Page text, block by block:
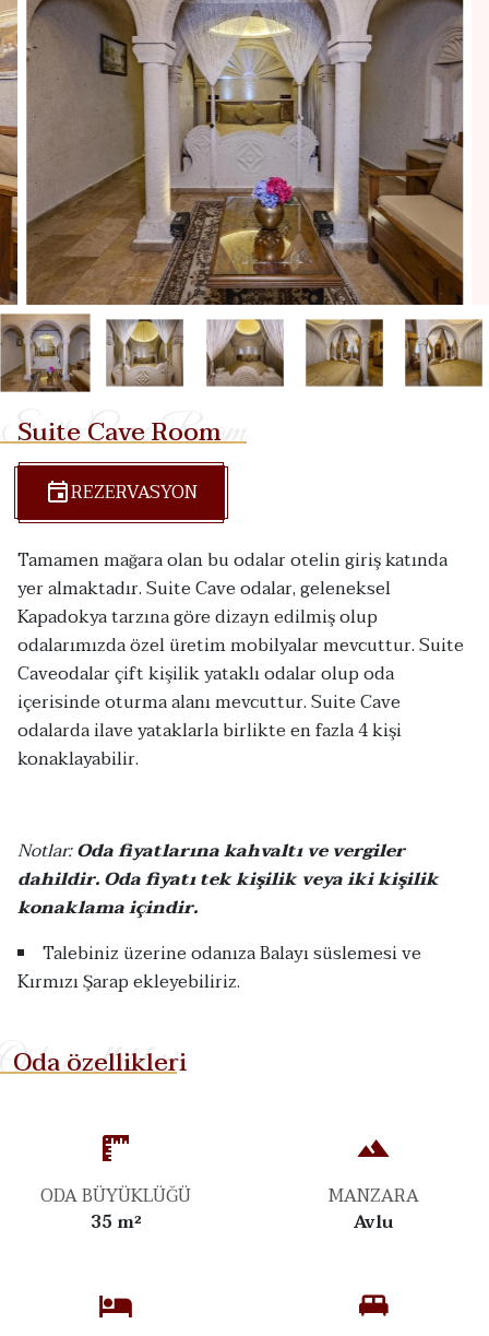
Suite Cave Room
Suite Cave Room
REZERVASYON
Tamamen mağara olan bu odalar otelin giriş katında
yer almaktadır. Suite Cave odalar, geleneksel
Kapadokya tarzına göre dizayn edilmiş olup
odalarımızda özel üretim mobilyalar mevcuttur. Suite
Caveodalar çift kişilik yataklı odalar olup oda
içerisinde oturma alanı mevcuttur. Suite Cave
odalarda ilave yataklarla birlikte en fazla 4 kişi
konaklayabilir.
Notlar:Oda fiyatlarına kahvaltı ve vergiler
dahildir. Oda fiyatı tek kişilik veya iki kişilik
konaklama içindir.
Talebiniz üzerine odanıza Balayı süslemesi ve
Kırmızı Şarap ekleyebiliriz.
özellikleri
Oda özellikleri
ODA BÜYÜKLÜĞÜ
35 m²
MANZARA
Avlu